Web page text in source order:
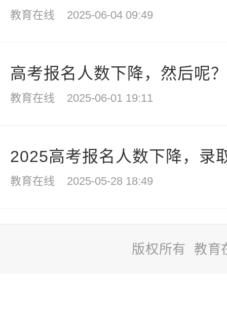
教育在线 2025-06-04 09:49
高考报名人数下降，然后呢？
教育在线 2025-06-01 19:11
2025高考报名人数下降，录
教育在线 2025-05-28 18:49
版权所有 教育